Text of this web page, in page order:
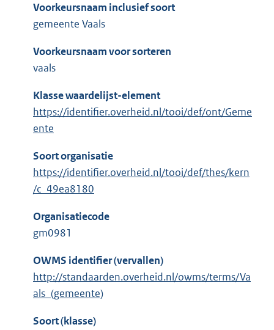
Voorkeursnaam inclusief soort
gemeente Vaals
Voorkeursnaam voor sorteren
vaals
Klasse waardelijst-element
https://identifier.overheid.nl/tooi/def/ont/Geme
ente
Soort organisatie
https://identifier.overheid.nl/tooi/def/thes/kern
/c_49ea8180
Organisatiecode
gm0981
OWMS identifier (vervallen)
http://standaarden.overheid.nl/owms/terms/Va
als_(gemeente)
Soort (klasse)